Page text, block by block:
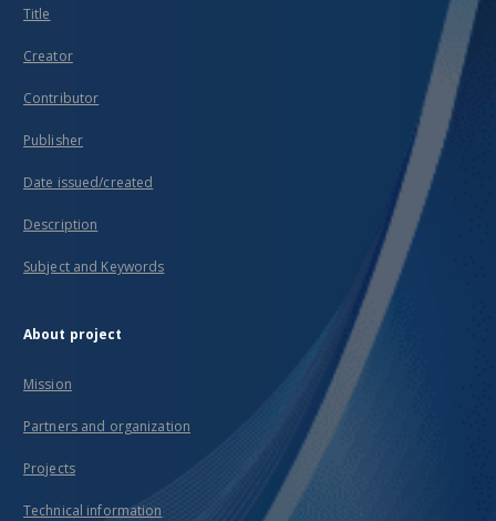
Title
Creator
Contributor
Publisher
Date issued/created
Description
Subject and Keywords
About project
Mission
Partners and organization
Projects
Technical information